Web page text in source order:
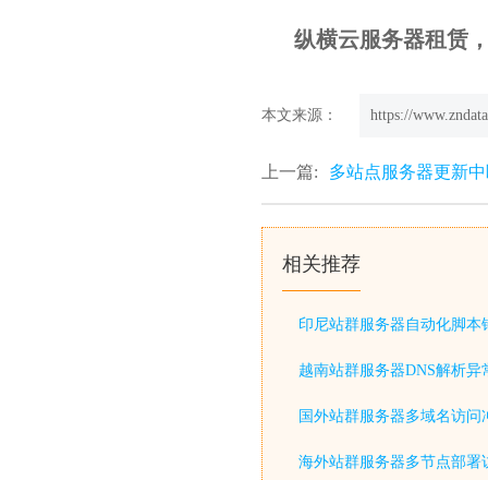
纵横云服务器租赁
本文来源： https://
上一篇: 多站点服务器更新
相关推荐
印尼站群服务器自动化脚本
越南站群服务器DNS解析异
国外站群服务器多域名访问
海外站群服务器多节点部署